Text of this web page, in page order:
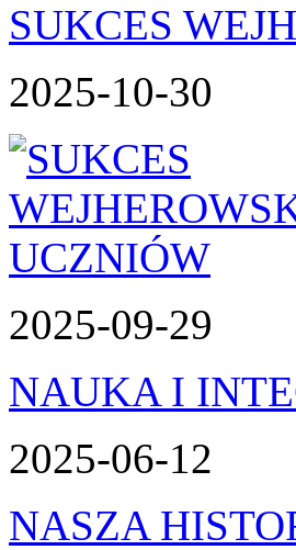
SUKCES
2025-10-30
2025-09-29
NAUKA I
2025-06-12
NASZA